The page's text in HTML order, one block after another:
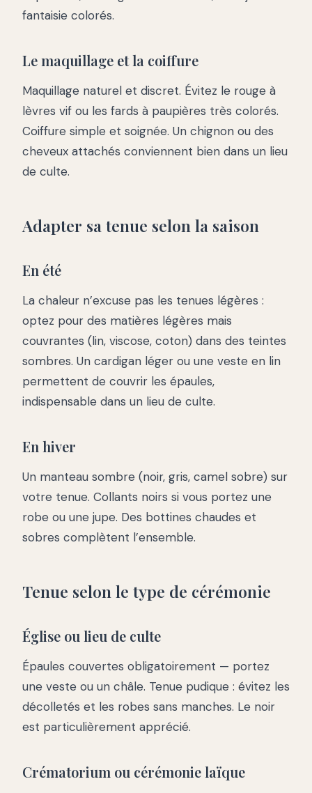
fantaisie colorés.
Le maquillage et la coiffure
Maquillage naturel et discret. Évitez le rouge à
lèvres vif ou les fards à paupières très colorés.
Coiffure simple et soignée. Un chignon ou des
cheveux attachés conviennent bien dans un lieu
de culte.
Adapter sa tenue selon la saison
En été
La chaleur n’excuse pas les tenues légères :
optez pour des matières légères mais
couvrantes (lin, viscose, coton) dans des teintes
sombres. Un cardigan léger ou une veste en lin
permettent de couvrir les épaules,
indispensable dans un lieu de culte.
En hiver
Un manteau sombre (noir, gris, camel sobre) sur
votre tenue. Collants noirs si vous portez une
robe ou une jupe. Des bottines chaudes et
sobres complètent l’ensemble.
Tenue selon le type de cérémonie
Église ou lieu de culte
Épaules couvertes obligatoirement — portez
une veste ou un châle. Tenue pudique : évitez les
décolletés et les robes sans manches. Le noir
est particulièrement apprécié.
Crématorium ou cérémonie laïque